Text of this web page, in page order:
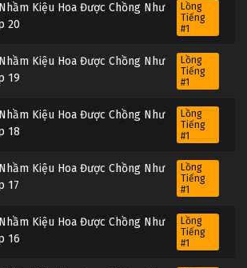
Kiệu Hoa Được Chồng Như
20
Lồng
Tiếng
#1
Kiệu Hoa Được Chồng Như
19
Lồng
Tiếng
#1
Kiệu Hoa Được Chồng Như
18
Lồng
Tiếng
#1
Kiệu Hoa Được Chồng Như
17
Lồng
Tiếng
#1
Kiệu Hoa Được Chồng Như
16
Lồng
Tiếng
#1